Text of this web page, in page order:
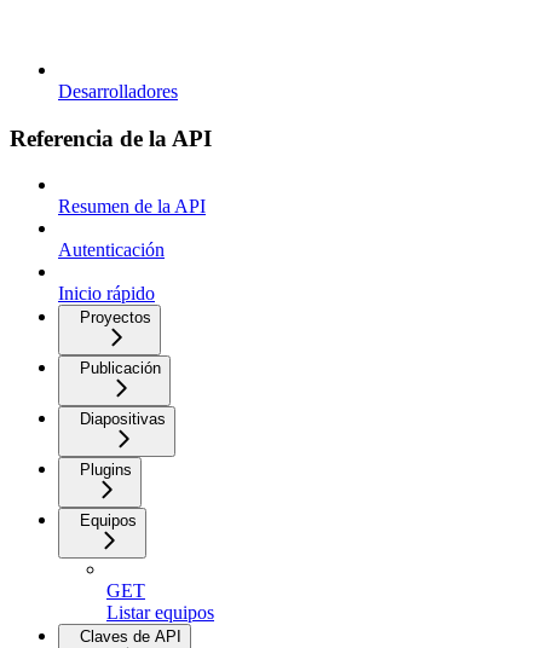
Desarrolladores
Referencia de la API
Resumen de la API
Autenticación
Inicio rápido
Proyectos
Publicación
Diapositivas
Plugins
Equipos
GET
Listar equipos
Claves de API